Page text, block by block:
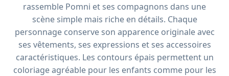
rassemble Pomni et ses compagnons dans une
scène simple mais riche en détails. Chaque
personnage conserve son apparence originale avec
ses vêtements, ses expressions et ses accessoires
caractéristiques. Les contours épais permettent un
coloriage agréable pour les enfants comme pour les